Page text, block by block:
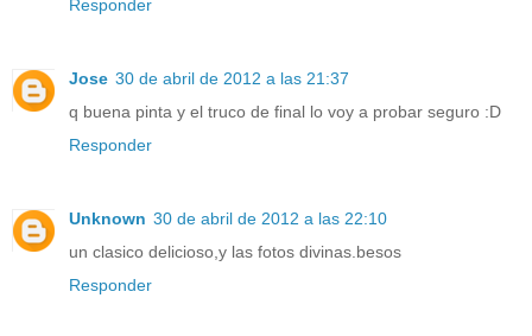
Responder
Jose 30 de abril de 2012 a las 21:37
q buena pinta y el truco de final lo voy a probar seguro :D
Responder
Unknown 30 de abril de 2012 a las 22:10
un clasico delicioso,y las fotos divinas.besos
Responder